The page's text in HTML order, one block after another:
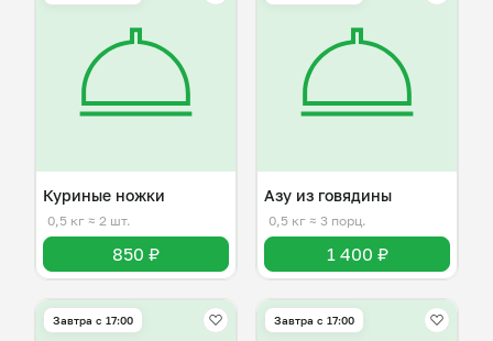
Куриные ножки
0,5 кг ≈ 2 шт.
850 ₽
Азу из говядины
0,5 кг ≈ 3 порц.
1 400 ₽
Завтра c 17:00 Завтра c 17:00